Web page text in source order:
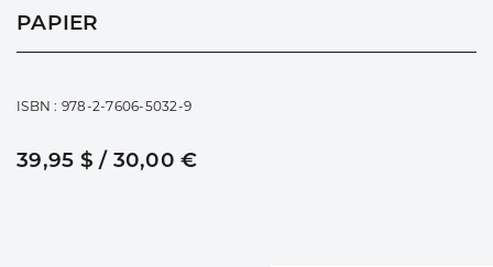
PAPIER
ISBN : 978-2-7606-5032-9
39,95 $ / 30,00 €